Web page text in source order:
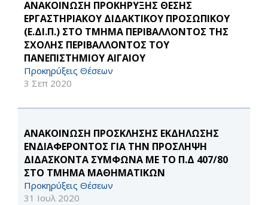
ΑΝΑΚΟΙΝΩΣΗ ΠΡΟΚΗΡΥΞΗΣ ΘΕΣΗΣ
ΕΡΓΑΣΤΗΡΙΑΚΟΥ ΔΙΔΑΚΤΙΚΟΥ ΠΡΟΣΩΠΙΚΟΥ
(Ε.ΔΙ.Π.) ΣΤΟ ΤΜΗΜΑ ΠΕΡΙΒΑΛΛΟΝΤΟΣ ΤΗΣ
ΣΧΟΛΗΣ ΠΕΡΙΒΑΛΛΟΝΤΟΣ ΤΟΥ
ΠΑΝΕΠΙΣΤΗΜΙΟΥ ΑΙΓΑΙΟΥ
Προκηρύξεις Θέσεων
3 Σεπ 2020
ΑΝΑΚΟΙΝΩΣΗ ΠΡΟΣΚΛΗΣΗΣ ΕΚΔΗΛΩΣΗΣ
ΕΝΔΙΑΦΕΡΟΝΤΟΣ ΓΙΑ ΤΗΝ ΠΡΟΣΛΗΨΗ
ΔΙΔΑΣKONTA ΣΥΜΦΩΝΑ ΜΕ ΤΟ Π.Δ 407/80
ΣΤΟ ΤΜΗΜΑ ΜΑΘΗΜΑΤΙΚΩΝ
Προκηρύξεις Θέσεων
31 Ιουλ 2020